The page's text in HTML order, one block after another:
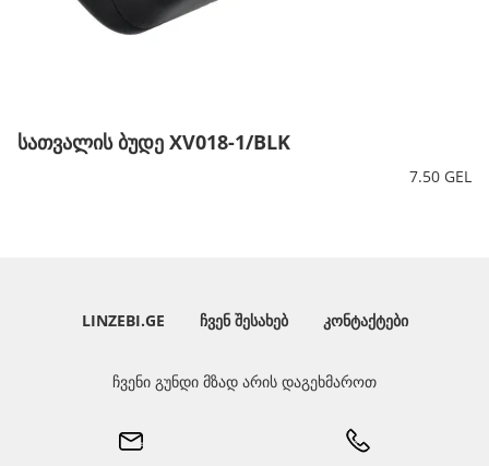
სათვალის ბუდე XV018-1/BLK
7.50 GEL
LINZEBI.GE ᲩᲕᲔᲜ ᲨᲔᲡᲐᲮᲔᲑ ᲙᲝᲜᲢᲐᲥᲢᲔᲑᲘ
ჩვენი გუნდი მზად არის დაგეხმაროთ